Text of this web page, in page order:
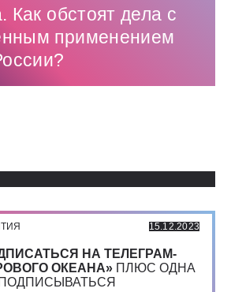
Как обстоят дела с
применением
15.12.2023
НА ТЕЛЕГРАМ-
ОКЕАНА» ПЛЮС ОДНА